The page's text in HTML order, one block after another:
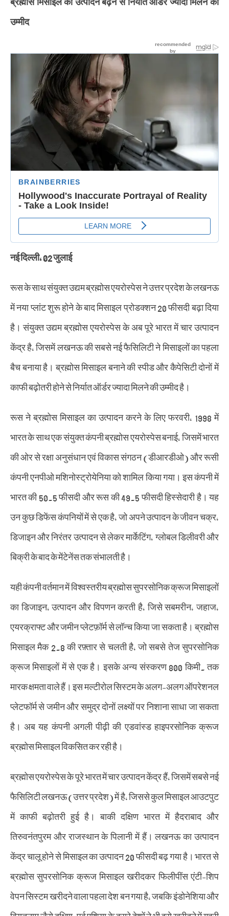
उम्मीद
नई दिल्ली, 02 जुलाई
रूस के साथ संयुक्त उद्यम ब्रह्मोस एयरोस्पेस ने उत्तर प्रदेश के लखनऊ
में नया प्लांट शुरू होने के बाद मिसाइल प्रोडक्शन 20 फीसदी बढ़ा दिया
है। संयुक्त उद्यम ब्रह्मोस एयरोस्पेस के अब पूरे भारत में चार उत्पादन
केंद्र है, जिसमें लखनऊ की सबसे नई फैसिलिटी ने मिसाइलों का पहला
बैच बनाया है। ब्रह्मोस मिसाइल बनाने की स्पीड और कैपेसिटी दोनों में
काफी बढ़ोतरी होने से निर्यात ऑर्डर ज्यादा मिलने की उम्मीद है।
रूस ने ब्रह्मोस मिसाइल का उत्पादन करने के लिए फरवरी, 1998 में
भारत के साथ एक संयुक्त कंपनी ब्रह्मोस एयरोस्पेस बनाई, जिसमें भारत
की ओर से रक्षा अनुसंधान एवं विकास संगठन (डीआरडीओ) और रूसी
कंपनी एनपीओ मशिनोस्ट्रोयेनिया को शामिल किया गया। इस कंपनी में
भारत की 50.5 फीसदी और रूस की 49.5 फीसदी हिस्सेदारी है। यह
उन कुछ डिफेंस कंपनियों में से एक है, जो अपने उत्पादन के जीवन चक्र,
डिजाइन और निरंतर उत्पादन से लेकर मार्केटिंग, ग्लोबल डिलीवरी और
बिक्री के बाद के मेंटेनेंस तक संभालती है।
यही कंपनी वर्तमान में विश्वस्तरीय ब्रह्मोस सुपरसोनिक क्रूज मिसाइलों
का डिजाइन, उत्पादन और विपणन करती है, जिसे सबमरीन, जहाज,
एयरक्राफ्ट और जमीन प्लेटफ़ॉर्म से लॉन्च किया जा सकता है। ब्रह्मोस
मिसाइल मैक 2.8 की रफ़्तार से चलती है, जो सबसे तेज सुपरसोनिक
क्रूज मिसाइलों में से एक है। इसके अन्य संस्करण 800 किमी. तक
मारक क्षमता वाले हैं। इस मल्टीरोल सिस्टम के अलग-अलग ऑपरेशनल
प्लेटफॉर्म से जमीन और समुद्र दोनों लक्ष्यों पर निशाना साधा जा सकता
है। अब यह कंपनी अगली पीढ़ी की एडवांस्ड हाइपरसोनिक क्रूज
ब्रह्मोस मिसाइल विकसित कर रही है।
ब्रह्मोस एयरोस्पेस के पूरे भारत में चार उत्पादन केंद्र हैं, जिसमें सबसे नई
फैसिलिटी लखनऊ (उत्तर प्रदेश) में है, जिससे कुल मिसाइल आउटपुट
में काफी बढ़ोतरी हुई है। बाकी दक्षिण भारत में हैदराबाद और
तिरुवनंतपुरम और राजस्थान के पिलानी में हैं। लखनऊ का उत्पादन
केंद्र चालू होने से मिसाइल का उत्पादन 20 फीसदी बढ़ गया है। भारत से
ब्रह्मोस सुपरसोनिक क्रूज मिसाइल खरीदकर फिलीपींस एंटी-शिप
वेपन सिस्टम खरीदने वाला पहला देश बन गया है, जबकि इंडोनेशिया और